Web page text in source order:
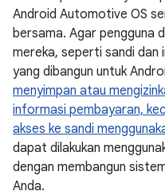
Android Automotive OS
bersama. Agar pengguna
mereka, seperti sandi
yang dibangun untuk
menyimpan atau
informasi pembayaran,
akses ke sandi
dapat dilakukan
dengan membangun
Anda.